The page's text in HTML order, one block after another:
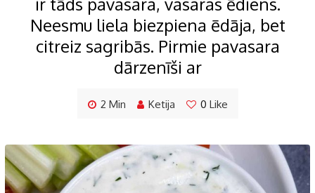
Neesmu liela biezpiena ēdāja, bet
citreiz sagribās. Pirmie pavasara
dārzenīši ar
2 Min Ketija 0 Like